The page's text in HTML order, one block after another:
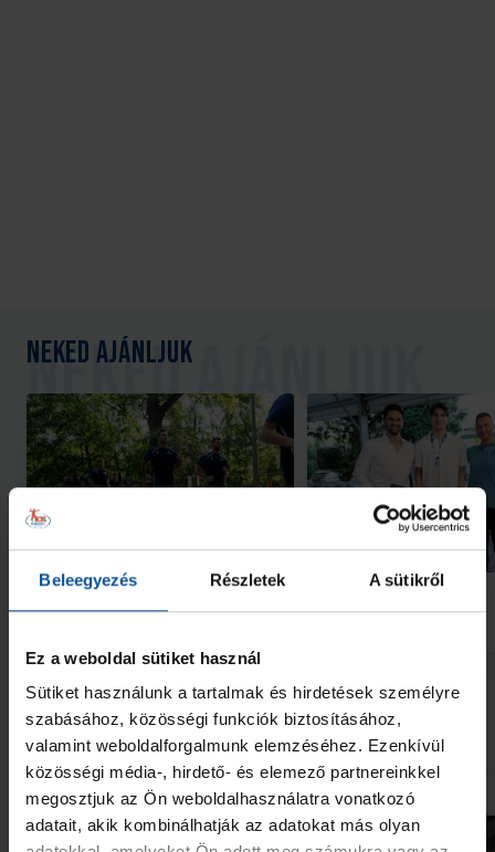
Beleegyezés Részletek A sütikről
Ez a weboldal sütiket használ
Sütiket használunk a tartalmak és hirdetések személyre
szabásához, közösségi funkciók biztosításához,
valamint weboldalforgalmunk elemzéséhez. Ezenkívül
közösségi média-, hirdető- és elemező partnereinkkel
megosztjuk az Ön weboldalhasználatra vonatkozó
adatait, akik kombinálhatják az adatokat más olyan
Neked ajánljuk
Megnézem az összeset
Futás a Ligetben (2026.07.28.)
Lukács Kornél az Év
További friss hírek